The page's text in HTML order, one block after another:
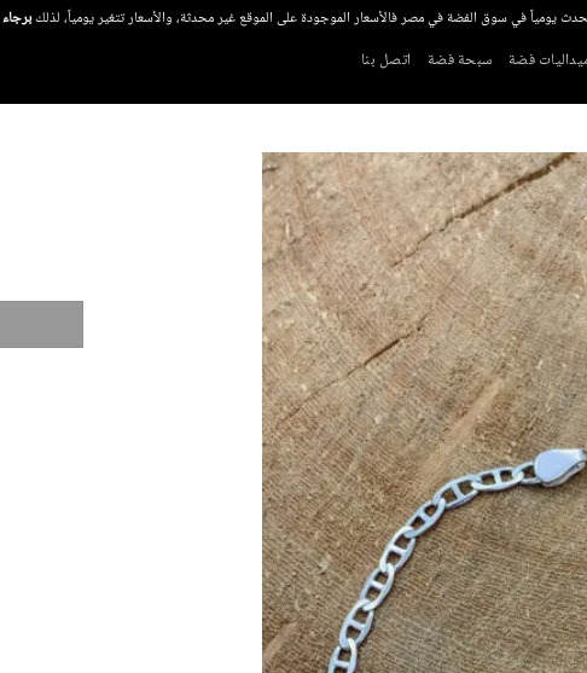
يومياً في سوق الفضة في مصر فالأسعار الموجودة على الموقع غير محدثة، والأسعار تتغير يومياً، لذلك
فضة سبحة فضة اتصل بنا